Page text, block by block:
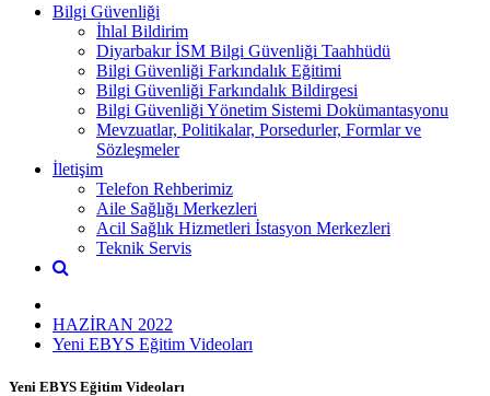
Bilgi Güvenliği
İhlal Bildirim
Diyarbakır İSM Bilgi Güvenliği Taahhüdü
Bilgi Güvenliği Farkındalık Eğitimi
Bilgi Güvenliği Farkındalık Bildirgesi
Bilgi Güvenliği Yönetim Sistemi Dokümantasyonu
Mevzuatlar, Politikalar, Porsedurler, Formlar ve
Sözleşmeler
İletişim
Telefon Rehberimiz
Aile Sağlığı Merkezleri
Acil Sağlık Hizmetleri İstasyon Merkezleri
Teknik Servis
HAZİRAN 2022
Yeni EBYS Eğitim Videoları
Yeni EBYS Eğitim Videoları